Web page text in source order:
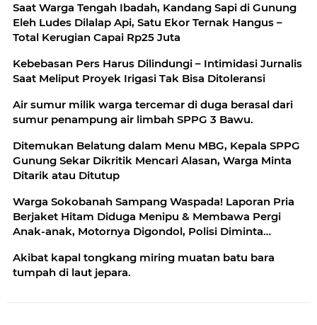
Saat Warga Tengah Ibadah, Kandang Sapi di Gunung
Eleh Ludes Dilalap Api, Satu Ekor Ternak Hangus –
Total Kerugian Capai Rp25 Juta
Kebebasan Pers Harus Dilindungi – Intimidasi Jurnalis
Saat Meliput Proyek Irigasi Tak Bisa Ditoleransi
Air sumur milik warga tercemar di duga berasal dari
sumur penampung air limbah SPPG 3 Bawu.
Ditemukan Belatung dalam Menu MBG, Kepala SPPG
Gunung Sekar Dikritik Mencari Alasan, Warga Minta
Ditarik atau Ditutup
Warga Sokobanah Sampang Waspada! Laporan Pria
Berjaket Hitam Diduga Menipu & Membawa Pergi
Anak-anak, Motornya Digondol, Polisi Diminta
Akibat kapal tongkang miring muatan batu bara
tumpah di laut jepara.